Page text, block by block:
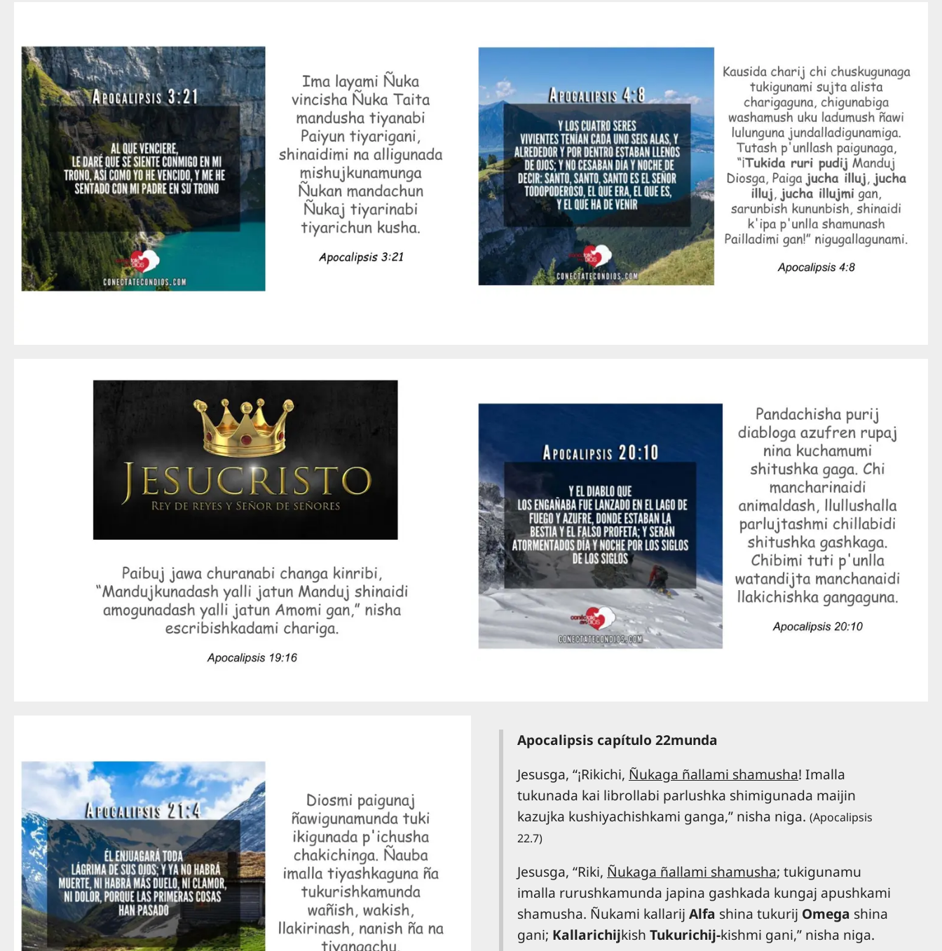
Apocalipsis capítulo 22munda
Jesusga, “¡Rikichi, Ñukaga ñallami shamusha! Imalla
tukunada kai librollabi parlushka shimigunada maijin
kazujka kushiyachishkami ganga,” nisha niga. (Apocalipsis
22.7)
Jesusga, “Riki, Ñukaga ñallami shamusha; tukigunamu
imalla rurushkamunda japina gashkada kungaj apushkami
shamusha. Ñukami kallarij Alfa shina tukurij Omega shina
gani; Kallarichijkish Tukurichij-kishmi gani,” nisha niga.